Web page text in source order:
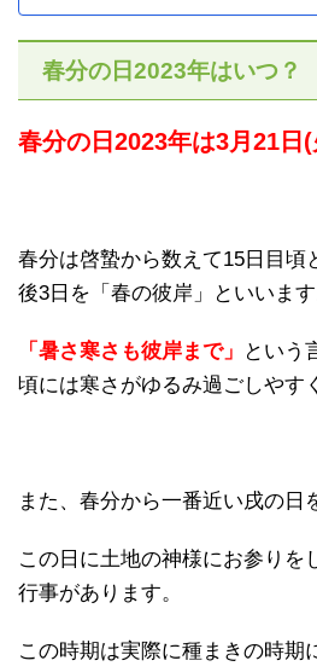
春分の日2023年はいつ？
春分の日2023年は3月21日(
春分は啓蟄から数えて15日目頃
後3日を「春の彼岸」といいます
「暑さ寒さも彼岸まで」
という
頃には寒さがゆるみ過ごしやす
また、春分から一番近い戌の日
この日に土地の神様にお参りを
行事があります。
この時期は実際に種まきの時期